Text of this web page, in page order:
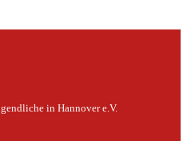
in Hannover e.V.